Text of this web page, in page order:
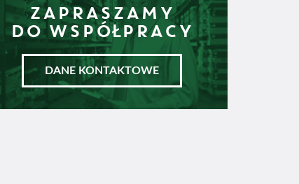
ZAPRASZAMY
DO WSPÓŁPRACY
DANE KONTAKTOWE